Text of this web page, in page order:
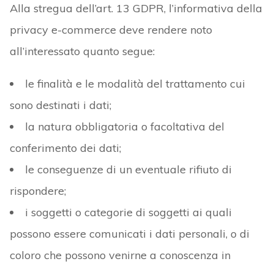
Alla stregua dell’art. 13 GDPR, l’informativa della
privacy e-commerce deve rendere noto
all’interessato quanto segue:
le finalità e le modalità del trattamento cui
sono destinati i dati;
la natura obbligatoria o facoltativa del
conferimento dei dati;
le conseguenze di un eventuale rifiuto di
rispondere;
i soggetti o categorie di soggetti ai quali
possono essere comunicati i dati personali, o di
coloro che possono venirne a conoscenza in